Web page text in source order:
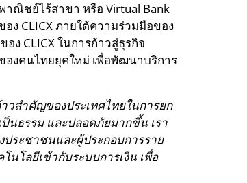
ณิชย์ไร้สาขา หรือ Virtual Bank
ง CLICX ภายใต้ความร่วมมือของ
ง CLICX ในการก้าวสู่ธุรกิจ
องคนไทยยุคใหม่ เพื่อพัฒนาบริการ
าวสำคัญของประเทศไทยในการยก
ป็นธรรม และปลอดภัยมากขึ้น เรา
ประชาชนและผู้ประกอบการราย
นโลยีเข้ากับระบบการเงิน เพื่อ